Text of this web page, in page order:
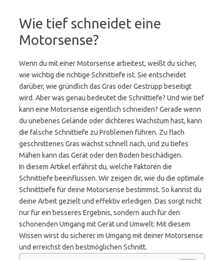
Wie tief schneidet eine
Motorsense?
Wenn du mit einer Motorsense arbeitest, weißt du sicher,
wie wichtig die richtige Schnittiefe ist. Sie entscheidet
darüber, wie gründlich das Gras oder Gestrüpp beseitigt
wird. Aber was genau bedeutet die Schnittiefe? Und wie tief
kann eine Motorsense eigentlich schneiden? Gerade wenn
du unebenes Gelände oder dichteres Wachstum hast, kann
die falsche Schnittiefe zu Problemen führen. Zu flach
geschnittenes Gras wächst schnell nach, und zu tiefes
Mähen kann das Gerät oder den Boden beschädigen.
In diesem Artikel erfährst du, welche Faktoren die
Schnittiefe beeinflussen. Wir zeigen dir, wie du die optimale
Schnitttiefe für deine Motorsense bestimmst. So kannst du
deine Arbeit gezielt und effektiv erledigen. Das sorgt nicht
nur für ein besseres Ergebnis, sondern auch für den
schonenden Umgang mit Gerät und Umwelt. Mit diesem
Wissen wirst du sicherer im Umgang mit deiner Motorsense
und erreichst den bestmöglichen Schnitt.